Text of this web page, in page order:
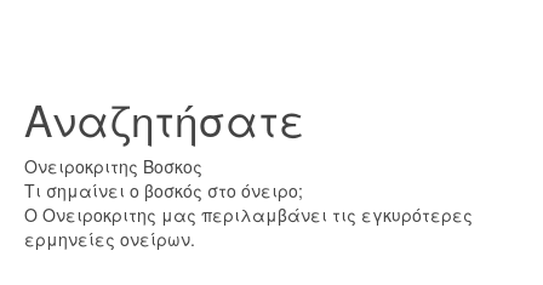
Αναζητήσατε
Ονειροκριτης Βοσκος
Τι σημαίνει ο βοσκός στο όνειρο;
Ο Ονειροκριτης μας περιλαμβάνει τις εγκυρότερες
ερμηνείες ονείρων.